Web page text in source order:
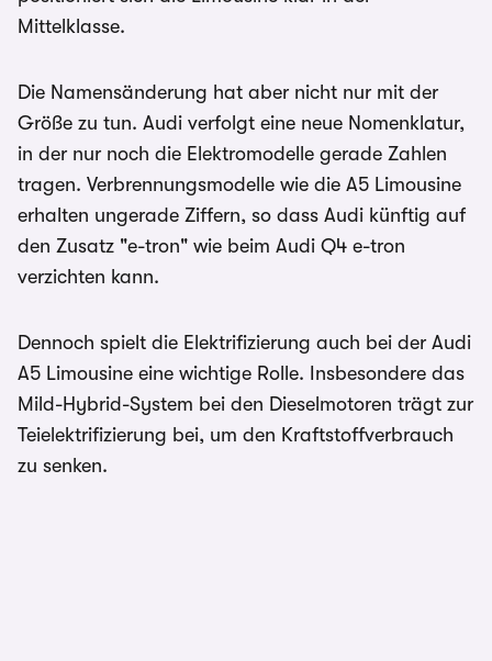
Mittelklasse.
Die Namensänderung hat aber nicht nur mit der
Größe zu tun. Audi verfolgt eine neue Nomenklatur,
in der nur noch die Elektromodelle gerade Zahlen
tragen. Verbrennungsmodelle wie die A5 Limousine
erhalten ungerade Ziffern, so dass Audi künftig auf
den Zusatz "e-tron" wie beim Audi Q4 e-tron
verzichten kann.
Dennoch spielt die Elektrifizierung auch bei der Audi
A5 Limousine eine wichtige Rolle. Insbesondere das
Mild-Hybrid-System bei den Dieselmotoren trägt zur
Teielektrifizierung bei, um den Kraftstoffverbrauch
zu senken.